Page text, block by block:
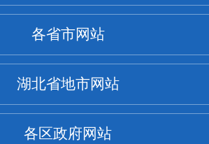
各省市网站
湖北省地市网站
各区政府网站